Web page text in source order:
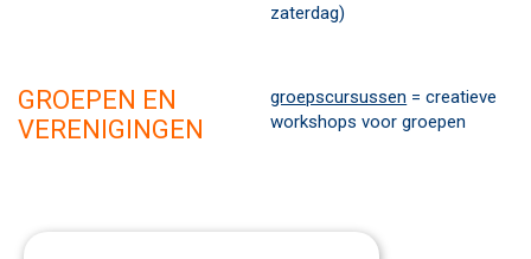
zaterdag)
GROEPEN EN
VERENIGINGEN
groepscursussen = creatieve
workshops voor groepen